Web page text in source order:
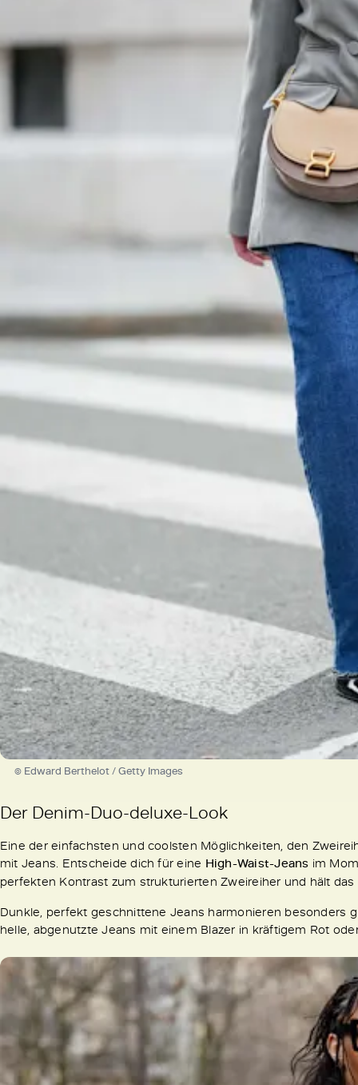
© Edward Berthelot / Getty Images
Der Denim-Duo-deluxe-Look
Eine der einfachsten und coolsten Möglichkeiten, den
mit Jeans. Entscheide dich für eine High-Waist-Jeans im
perfekten Kontrast zum strukturierten Zweireiher und hält
Dunkle, perfekt geschnittene Jeans harmonieren besonders
helle, abgenutzte Jeans mit einem Blazer in kräftigem Rot